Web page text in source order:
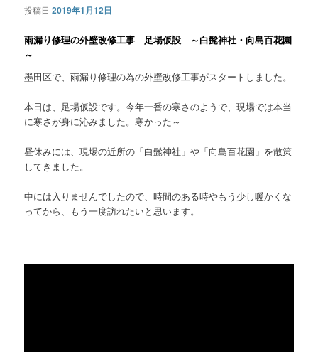
投稿日2019年1月12日
雨漏り修理の外壁改修工事 足場仮設 ～白髭神社・向島百花園
～
墨田区で、雨漏り修理の為の外壁改修工事がスタートしました。
本日は、足場仮設です。今年一番の寒さのようで、現場では本当
に寒さが身に沁みました。寒かった～
昼休みには、現場の近所の「白髭神社」や「向島百花園」を散策
してきました。
中には入りませんでしたので、時間のある時やもう少し暖かくな
ってから、もう一度訪れたいと思います。